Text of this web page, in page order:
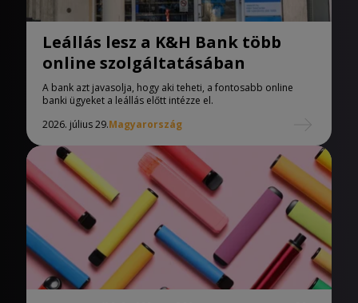
Leállás lesz a K&H Bank több
online szolgáltatásában
A bank azt javasolja, hogy aki teheti, a fontosabb online
banki ügyeket a leállás előtt intézze el.
2026. július 29.Magyarország